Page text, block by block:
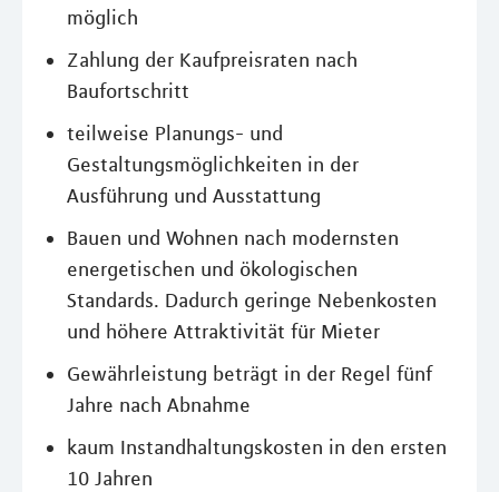
möglich
Zahlung der Kaufpreisraten nach
Baufortschritt
teilweise Planungs- und
Gestaltungsmöglichkeiten in der
Ausführung und Ausstattung
Bauen und Wohnen nach modernsten
energetischen und ökologischen
Standards. Dadurch geringe Nebenkosten
und höhere Attraktivität für Mieter
Gewährleistung beträgt in der Regel fünf
Jahre nach Abnahme
kaum Instandhaltungskosten in den ersten
10 Jahren